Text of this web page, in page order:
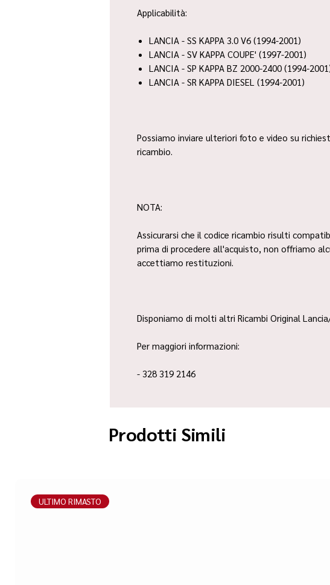
Applicabilità:
LANCIA - SS KAPPA 3.0 V6 (1994-2001)
LANCIA - SV KAPPA COUPE' (1997-2001)
LANCIA - SP KAPPA BZ 2000-2400 (1994-
LANCIA - SR KAPPA DIESEL (1994-2001)
Possiamo inviare ulteriori foto e video su
ricambio.
NOTA:
Assicurarsi che il codice ricambio risulti
prima di procedere all'acquisto, non offriamo
accettiamo restituzioni.
Disponiamo di molti altri Ricambi Original
Per maggiori informazioni:
- 328 319 2146
Prodotti Simili
ULTIMO RIMASTO